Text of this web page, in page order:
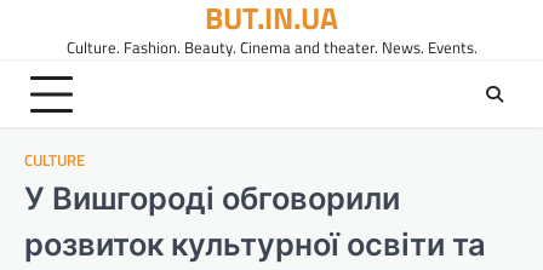
вмісту
BUT.IN.UA
Culture. Fashion. Beauty. Cinema and theater. News. Events.
CULTURE
У Вишгороді обговорили
розвиток культурної освіти та